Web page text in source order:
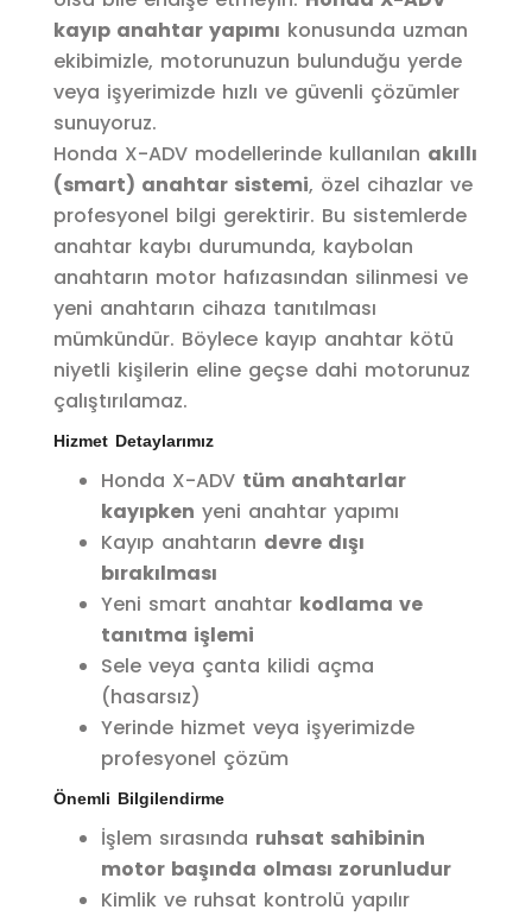
kayıp anahtar yapımı konusunda uzman
ekibimizle, motorunuzun bulunduğu yerde
veya işyerimizde hızlı ve güvenli çözümler
sunuyoruz.
Honda X-ADV modellerinde kullanılan akıllı
(smart) anahtar sistemi, özel cihazlar ve
profesyonel bilgi gerektirir. Bu sistemlerde
anahtar kaybı durumunda, kaybolan
anahtarın motor hafızasından silinmesi ve
yeni anahtarın cihaza tanıtılması
mümkündür. Böylece kayıp anahtar kötü
niyetli kişilerin eline geçse dahi motorunuz
çalıştırılamaz.
Hizmet Detaylarımız
Honda X-ADV tüm anahtarlar
kayıpken yeni anahtar yapımı
Kayıp anahtarın devre dışı
bırakılması
Yeni smart anahtar kodlama ve
tanıtma işlemi
Sele veya çanta kilidi açma
(hasarsız)
Yerinde hizmet veya işyerimizde
profesyonel çözüm
Önemli Bilgilendirme
İşlem sırasında ruhsat sahibinin
motor başında olması zorunludur
Kimlik ve ruhsat kontrolü yapılır